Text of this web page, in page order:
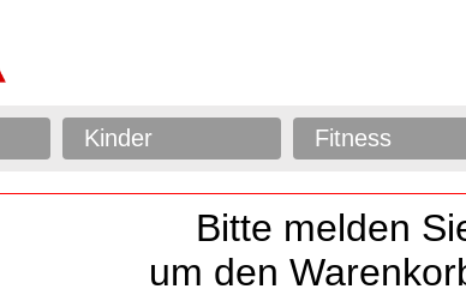
Kinder Fitness
Bitte melden
um den